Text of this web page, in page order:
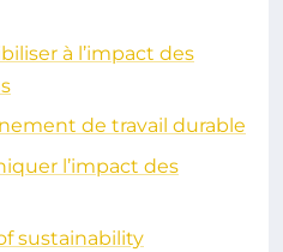
à l’impact des
de travail durable
l’impact des
sustainability